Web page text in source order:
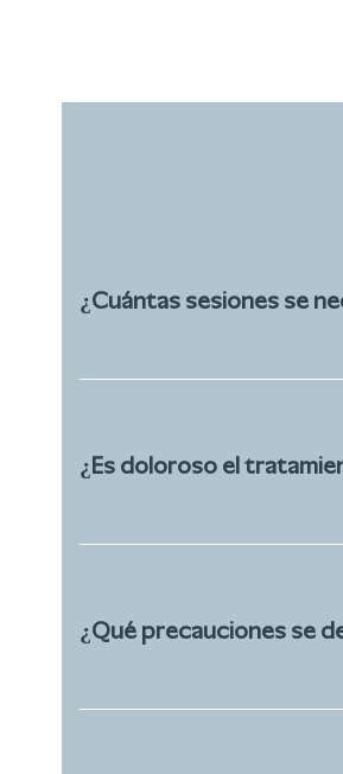
¿Cuántas sesiones se
¿Es doloroso el
¿Qué precauciones se